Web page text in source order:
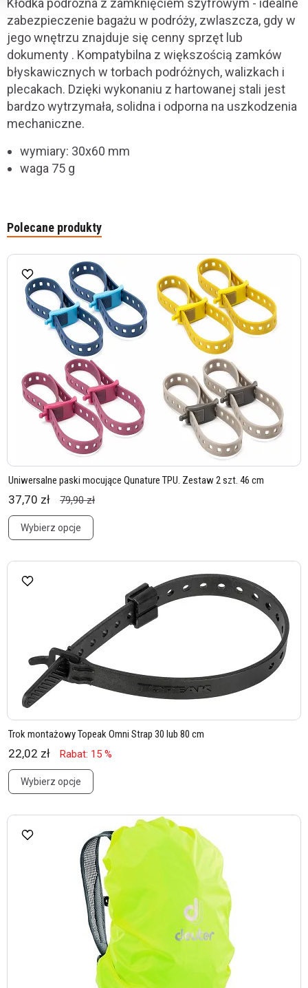
Kłódka podróżna z zamknięciem szyfrowym - idealne
zabezpieczenie bagażu w podróży, zwlaszcza, gdy w
jego wnętrzu znajduje się cenny sprzęt lub
dokumenty . Kompatybilna z większością zamków
błyskawicznych w torbach podróż­nych, walizkach i
plecakach. Dzięki wykonaniu z hartowanej stali jest
bardzo wytrzymała, solidna i odporna na uszkodzenia
mechaniczne.
wymiary: 30x60 mm
waga 75 g
Polecane produkty
Uniwersalne paski mocujące Qunature TPU. Zestaw 2 szt. 46 cm
37,70 zł 79,90 zł
Wybierz opcje
Trok montażowy Topeak Omni Strap 30 lub 80 cm
22,02 zł Rabat: 15 %
Wybierz opcje